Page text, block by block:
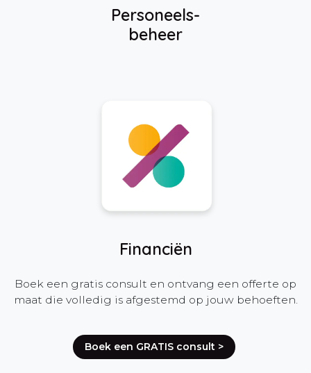
Personeels-
beheer
Financiën
Boek een gratis consult en ontvang een offerte op
maat die volledig is afgestemd op jouw behoeften.
Boek een GRATIS cons​​ult >​​​​